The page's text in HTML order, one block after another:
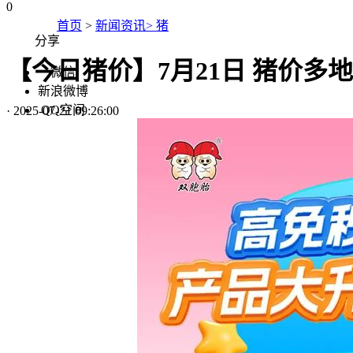
首页 > 新闻资讯> 猪
0
分享
微信
新浪微博
QQ空间
【今日猪价】7月21日 猪价多
· 2025-07-21 09:26:00